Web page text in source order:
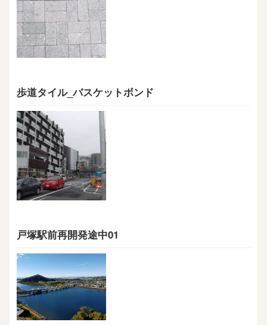
歩道タイル_バスケットボンド
戸塚駅前再開発途中01